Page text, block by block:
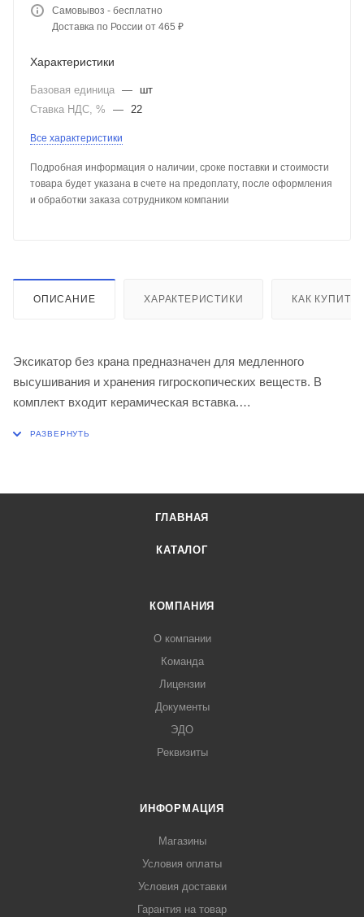
Самовывоз - бесплатно
Доставка по России от 465 ₽
Характеристики
Базовая единица —
шт
Ставка НДС, %
— 22
Все характеристики
Подробная информация о наличии, сроке поставки и стоимости
товара будет указана в счете на предоплату, после оформления
и обработки заказа сотрудником компании
ОПИСАНИЕ ХАРАКТЕРИСТИКИ КАК КУПИТЬ
Эксикатор без крана предназначен для медленного
высушивания и хранения гигроскопических веществ. В
комплект входит керамическая вставка.
ГЛАВНАЯ
КАТАЛОГ
КОМПАНИЯ
О компании
Команда
Лицензии
Документы
ЭДО
Реквизиты
ИНФОРМАЦИЯ
Магазины
Условия оплаты
Условия доставки
Гарантия на товар